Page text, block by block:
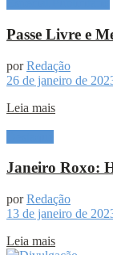
Passe Livre e
por Redação
26 de janeiro de
Leia mais
Janeiro Roxo:
por Redação
13 de janeiro de
Leia mais